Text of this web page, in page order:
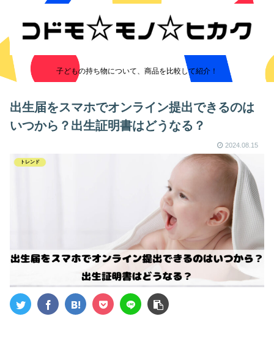
子どもの持ち物について、商品を比較して紹介！
出生届をスマホでオンライン提出できるのは
いつから？出生証明書はどうなる？
2024.08.15
トレンド